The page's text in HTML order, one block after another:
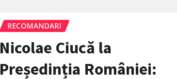
RECOMANDARI
Nicolae Ciucă la
Președinția României: